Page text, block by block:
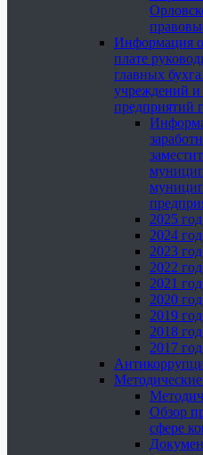
Информация о
плате
главных
учреждений
предприятий
2025 год
2024 год
2023 год
2022 год
2021 год
2020 год
2019 год
2018 год
2017 год
Обзор
сфере